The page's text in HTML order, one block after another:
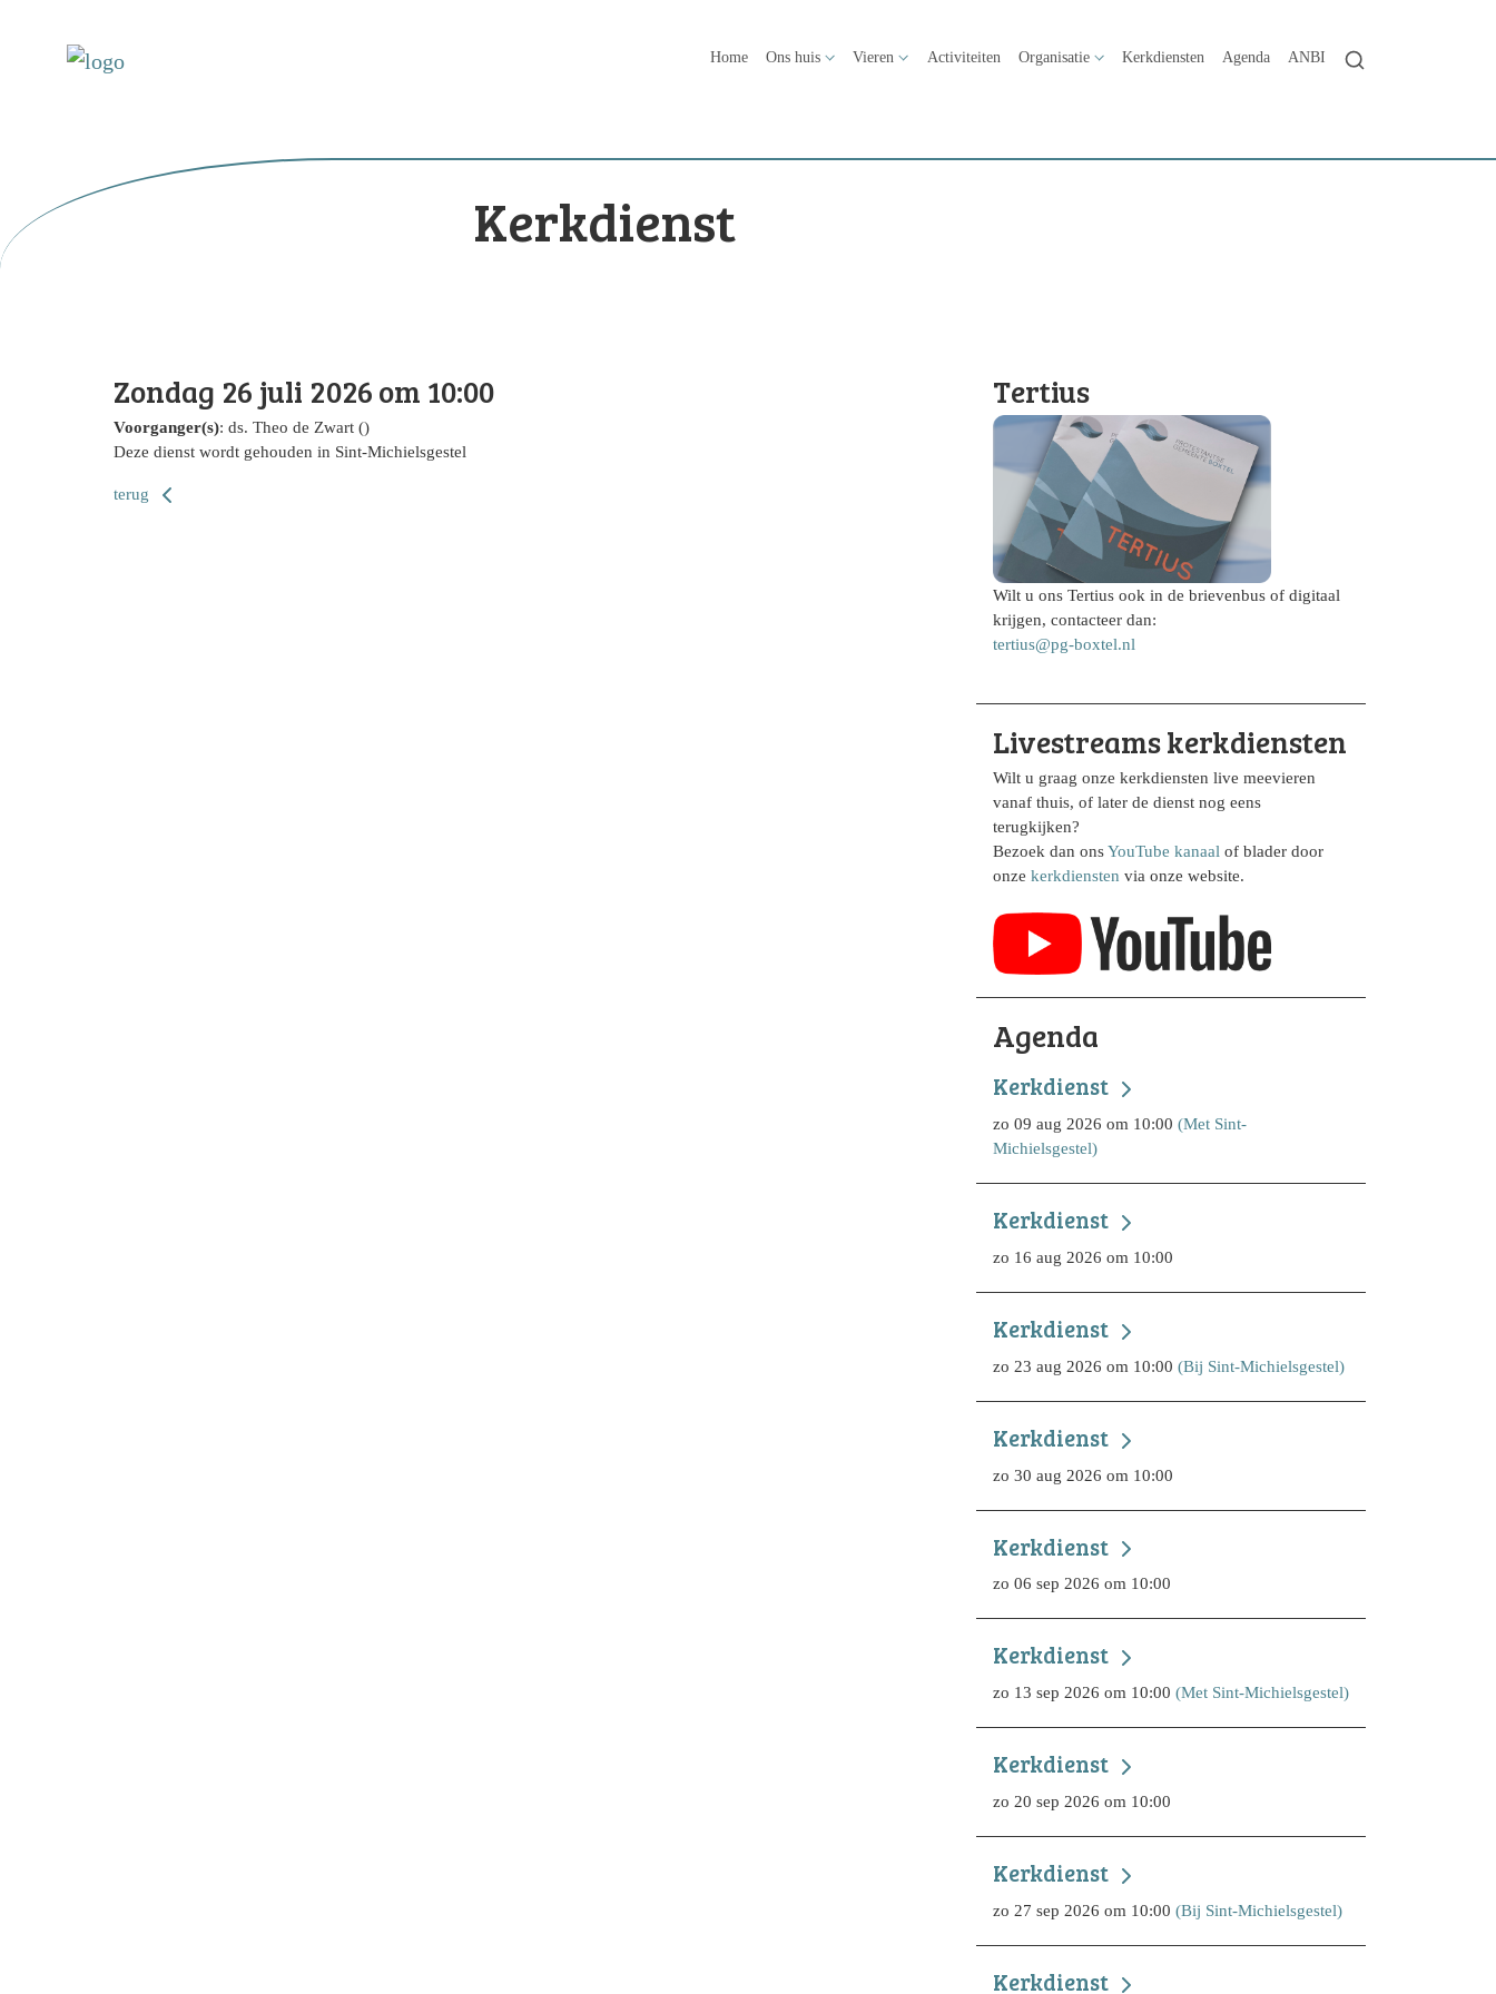
Home Ons huis Vieren Activiteiten Organisatie Kerkdiensten Agenda ANBI
Kerkdienst
Zondag 26 juli 2026 om 10:00
Voorganger(s): ds. Theo de Zwart ()
Deze dienst wordt gehouden in Sint-Michielsgestel
terug
Tertius
Wilt u ons Tertius ook in de brievenbus of digitaal
krijgen, contacteer dan:
tertius@pg-boxtel.nl
Livestreams kerkdiensten
Wilt u graag onze kerkdiensten live meevieren
vanaf thuis, of later de dienst nog eens
terugkijken?
Bezoek dan onsYouTube kanaal of blader door
onze kerkdiensten via onze website.
Agenda
Kerkdienst
zo 09 aug 2026 om 10:00 (Met Sint-
Michielsgestel)
Kerkdienst
zo 16 aug 2026 om 10:00
Kerkdienst
zo 23 aug 2026 om 10:00 (Bij Sint-Michielsgestel)
Kerkdienst
zo 30 aug 2026 om 10:00
Kerkdienst
zo 06 sep 2026 om 10:00
Kerkdienst
zo 13 sep 2026 om 10:00 (Met Sint-Michielsgestel)
Kerkdienst
zo 20 sep 2026 om 10:00
Kerkdienst
zo 27 sep 2026 om 10:00 (Bij Sint-Michielsgestel)
Kerkdienst